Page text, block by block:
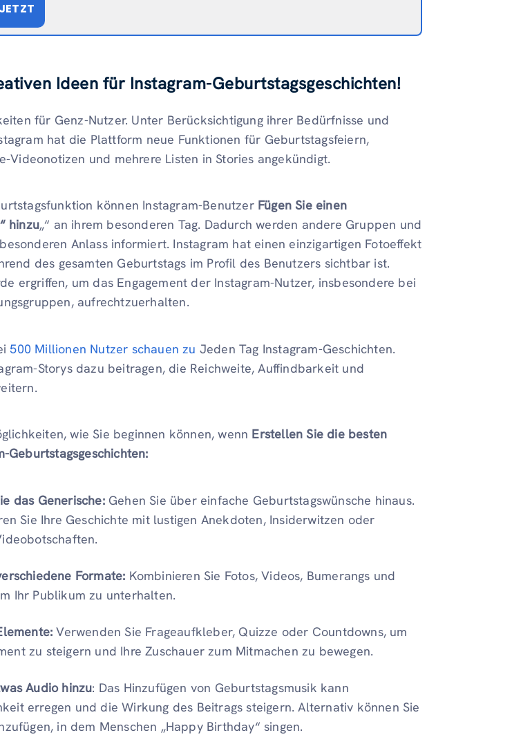
Ideen für Instagram-Geburtstagsgeschichten!
für Genz-Nutzer. Unter Berücksichtigung ihrer Bedürfnisse und
hat die Plattform neue Funktionen für Geburtstagsfeiern,
Videonotizen und mehrere Listen in Stories angekündigt.
können Instagram-Benutzer Fügen Sie einen
hinzu„“ an ihrem besonderen Tag. Dadurch werden andere Gruppen und
Anlass informiert. Instagram hat einen einzigartigen Fotoeffekt
des gesamten Geburtstags im Profil des Benutzers sichtbar ist.
ergriffen, um das Engagement der Instagram-Nutzer, insbesondere bei
aufrechtzuerhalten.
500 Millionen Nutzer schauen zu Jeden Tag Instagram-Geschichten.
Storys dazu beitragen, die Reichweite, Auffindbarkeit und
wie Sie beginnen können, wenn Erstellen Sie die besten
Geburtstagsgeschichten:
das Generische:Gehen Sie über einfache Geburtstagswünsche hinaus.
Sie Ihre Geschichte mit lustigen Anekdoten, Insiderwitzen oder
Formate: Kombinieren Sie Fotos, Videos, Bumerangs und
Ihr Publikum zu unterhalten.
Verwenden Sie Frageaufkleber, Quizze oder Countdowns, um
zu steigern und Ihre Zuschauer zum Mitmachen zu bewegen.
Audio hinzu: Das Hinzufügen von Geburtstagsmusik kann
erregen und die Wirkung des Beitrags steigern. Alternativ können Sie
in dem Menschen „Happy Birthday“ singen.